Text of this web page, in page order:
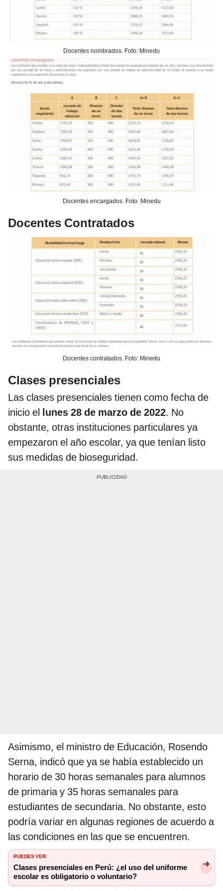
Docentes nombrados. Foto: Minedu
Docentes encargados. Foto: Minedu
Docentes Contratados
Docentes contratados. Foto: Minedu
Clases presenciales
Las clases presenciales tienen como fecha de
inicio el lunes 28 de marzo de 2022. No
obstante, otras instituciones particulares ya
empezaron el año escolar, ya que tenían listo
sus medidas de bioseguridad.
Asimismo, el ministro de Educación, Rosendo
Serna, indicó que ya se había establecido un
horario de 30 horas semanales para alumnos
de primaria y 35 horas semanales para
estudiantes de secundaria. No obstante, esto
podría variar en algunas regiones de acuerdo a
las condiciones en las que se encuentren.
PUEDES VER:
Clases presenciales en Perú: ¿el uso del uniforme
escolar es obligatorio o voluntario?